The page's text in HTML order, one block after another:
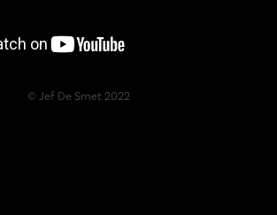
© Jef De Smet 2022